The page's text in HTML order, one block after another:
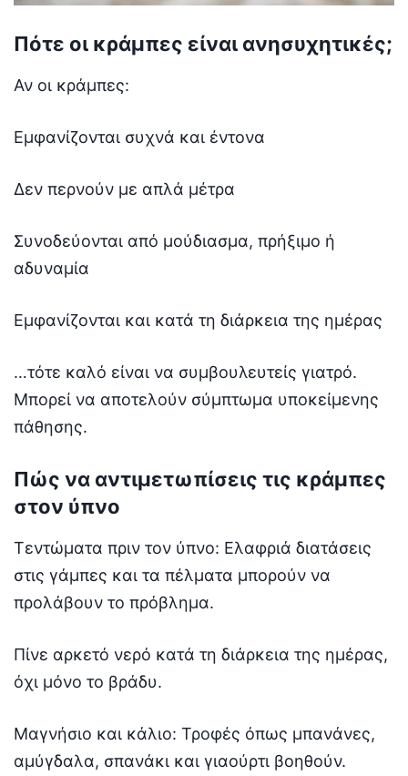
Πότε οι κράμπες είναι ανησυχητικές;
Αν οι κράμπες:
Εμφανίζονται συχνά και έντονα
Δεν περνούν με απλά μέτρα
Συνοδεύονται από μούδιασμα, πρήξιμο ή
αδυναμία
Εμφανίζονται και κατά τη διάρκεια της ημέρας
…τότε καλό είναι να συμβουλευτείς γιατρό.
Μπορεί να αποτελούν σύμπτωμα υποκείμενης
πάθησης.
Πώς να αντιμετωπίσεις τις κράμπες
στον ύπνο
Τεντώματα πριν τον ύπνο: Ελαφριά διατάσεις
στις γάμπες και τα πέλματα μπορούν να
προλάβουν το πρόβλημα.
Πίνε αρκετό νερό κατά τη διάρκεια της ημέρας,
όχι μόνο το βράδυ.
Μαγνήσιο και κάλιο: Τροφές όπως μπανάνες,
αμύγδαλα, σπανάκι και γιαούρτι βοηθούν.